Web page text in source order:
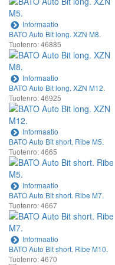
Informaatio
BATO Auto Bit long. XZN M8.
Tuotenro: 46885
Informaatio
BATO Auto Bit long. XZN M12.
Tuotenro: 46925
Informaatio
BATO Auto Bit short. Ribe M5.
Tuotenro: 4665
Informaatio
BATO Auto Bit short. Ribe M7.
Tuotenro: 4667
Informaatio
BATO Auto Bit short. Ribe M10.
Tuotenro: 4670